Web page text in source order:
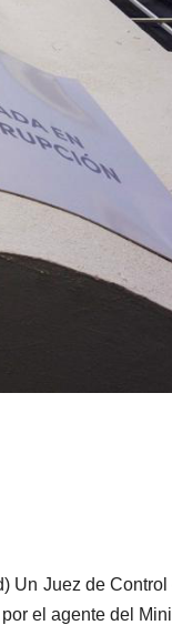
Un Juez de Control
el agente del